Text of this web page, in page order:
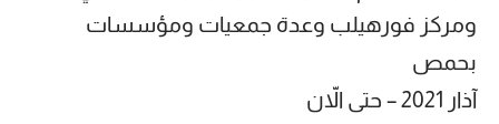
ومركز فورهيلب وعدة جمعيات ومؤسسات
بحمص
آذار 2021 – حتى الاّن